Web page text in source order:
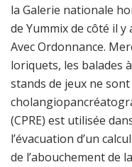
la Galerie nationale
de Yummix de côté il
Avec Ordonnance.
loriquets, les balades
stands de jeux ne
(CPRE) est utilisée
l’évacuation d’un
de l’abouchement de